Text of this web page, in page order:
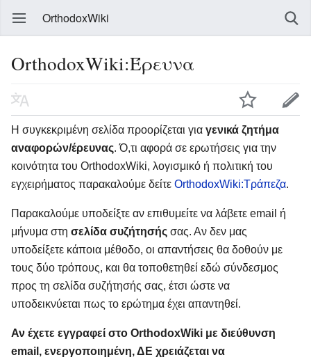
OrthodoxWiki
OrthodoxWiki:Έρευνα
Η συγκεκριμένη σελίδα προορίζεται για γενικά ζητήμα
αναφορών/έρευνας. Ό,τι αφορά σε ερωτήσεις για την
κοινότητα του OrthodoxWiki, λογισμικό ή πολιτική του
εγχειρήματος παρακαλούμε δείτε OrthodoxWiki:Τράπεζα.
Παρακαλούμε υποδείξτε αν επιθυμείτε να λάβετε email ή
μήνυμα στη σελίδα συζήτησής σας. Αν δεν μας
υποδείξετε κάποια μέθοδο, οι απαντήσεις θα δοθούν με
τους δύο τρόπους, και θα τοποθετηθεί εδώ σύνδεσμος
προς τη σελίδα συζήτησής σας, έτσι ώστε να
υποδεικνύεται πως το ερώτημα έχει απαντηθεί.
Αν έχετε εγγραφεί στο OrthodoxWiki με διεύθυνση
email, ενεργοποιημένη, ΔΕ χρειάζεται να